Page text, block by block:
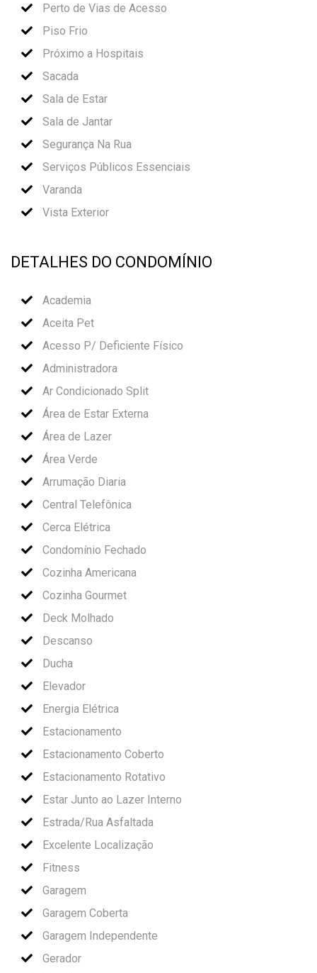
Perto de Vias de Acesso
Piso Frio
Próximo a Hospitais
Sacada
Sala de Estar
Sala de Jantar
Segurança Na Rua
Serviços Públicos Essenciais
Varanda
Vista Exterior
DETALHES DO CONDOMÍNIO
Academia
Aceita Pet
Acesso P/ Deficiente Físico
Administradora
Ar Condicionado Split
Área de Estar Externa
Área de Lazer
Área Verde
Arrumação Diaria
Central Telefônica
Cerca Elétrica
Condomínio Fechado
Cozinha Americana
Cozinha Gourmet
Deck Molhado
Descanso
Ducha
Elevador
Energia Elétrica
Estacionamento
Estacionamento Coberto
Estacionamento Rotativo
Estar Junto ao Lazer Interno
Estrada/Rua Asfaltada
Excelente Localização
Fitness
Garagem
Garagem Coberta
Garagem Independente
Gerador